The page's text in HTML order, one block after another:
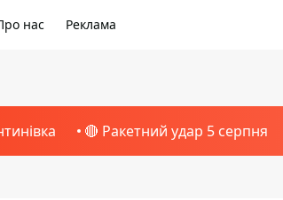
нас Реклама
🔴 Ракетний удар 5 серпня